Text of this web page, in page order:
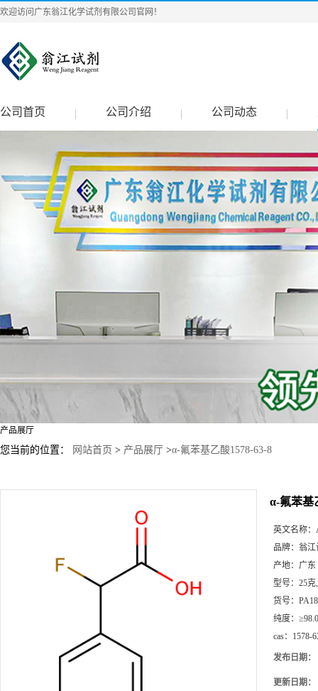
欢迎访问广东翁江化学试剂有限公司官网！
公司首页 公司介绍 公司动态
产品展厅
您当前的位置： 网站首页 > 产品展厅 >α-氟苯基乙酸1578-63-8
α-氟苯基
英文名称：
品牌： 翁江
产地： 广东
型号： 25克
货号：
纯度：
cas： 1578-
发布日期：
更新日期：